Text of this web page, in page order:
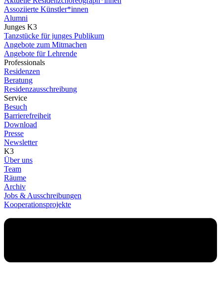
Assoziierte Künstler*innen
Alumni
Junges K3
Tanzstücke für junges Publikum
Angebote zum Mitmachen
Angebote für Lehrende
Professionals
Residenzen
Beratung
Residenzausschreibung
Service
Besuch
Barrierefreiheit
Download
Presse
Newsletter
K3
Über uns
Team
Räume
Archiv
Jobs & Ausschreibungen
Kooperationsprojekte